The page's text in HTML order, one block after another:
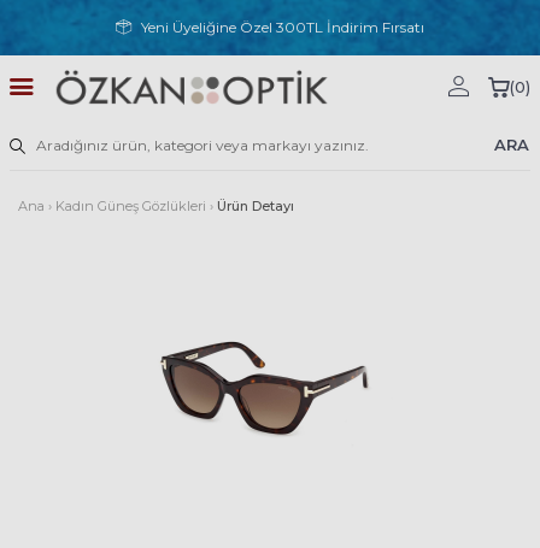
Yeni Üyeliğine Özel 300TL İndirim Fırsatı
ARA
(0)
Ana › Kadın Güneş Gözlükleri › Ürün Detayı